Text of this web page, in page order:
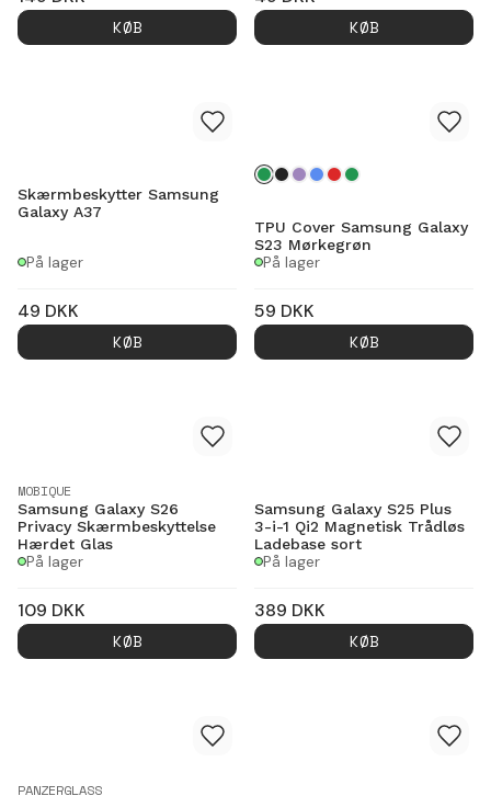
KØB
KØB
Skærmbeskytter Samsung
Galaxy A37
På lager
49 DKK
KØB
TPU Cover Samsung Galaxy
S23 Mørkegrøn
På lager
59 DKK
KØB
MOBIQUE
Samsung Galaxy S26
Privacy Skærmbeskyttelse
Hærdet Glas
På lager
109 DKK
KØB
Samsung Galaxy S25 Plus
3-i-1 Qi2 Magnetisk Trådløs
Ladebase sort
På lager
389 DKK
KØB
PANZERGLASS